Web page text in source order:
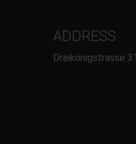
ADDRESS
Dreikönigstrasse